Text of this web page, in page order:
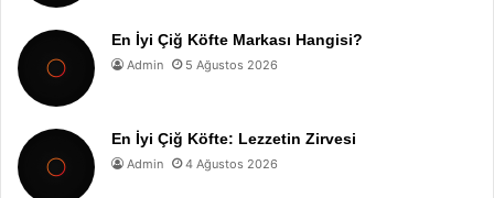
En İyi Çiğ Köfte Markası Hangisi?
Admin 5 Ağustos 2026
En İyi Çiğ Köfte: Lezzetin Zirvesi
Admin 4 Ağustos 2026